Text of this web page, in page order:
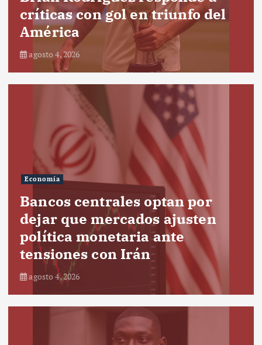
críticas con gol en triunfo del
América
agosto 4, 2026
Economía
Bancos centrales optan por
dejar que mercados ajusten
política monetaria ante
tensiones con Irán
agosto 4, 2026